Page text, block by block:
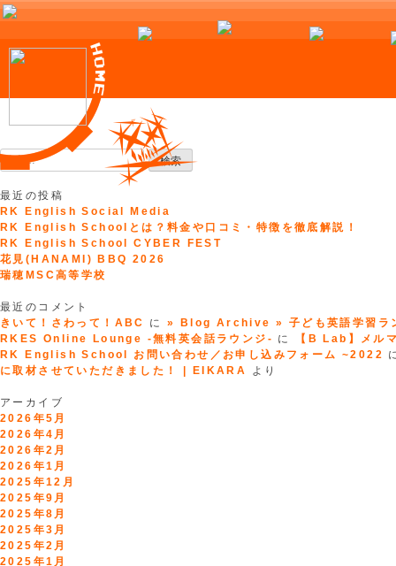
to
content
検
索:
最近の投稿
RK English Social Media
RK English Schoolとは？料金や口コミ・特徴を徹底解説！
RK English School CYBER FEST
花見(HANAMI) BBQ 2026
瑞穂MSC高等学校
最近のコメント
きいて！さわって！ABC
に» Blog Archive » 子ども英語学習ラ
RKES Online Lounge -無料英会話ラウンジ- に
【B Lab】メ
RK English School お問い合わせ／お申し込みフォーム ~2022
に取材させていただきました！ | EIKARA
より
アーカイブ
2026年5月
2026年4月
2026年2月
2026年1月
2025年12月
2025年9月
2025年8月
2025年3月
2025年2月
2025年1月